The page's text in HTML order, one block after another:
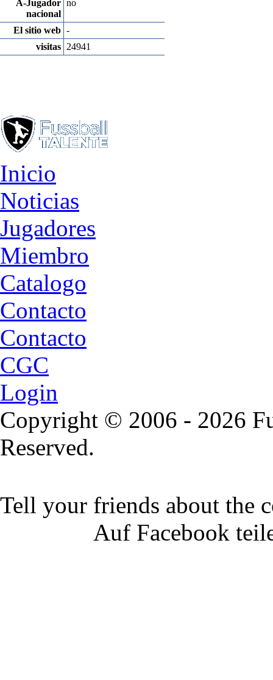
A-Jugador
nacional
no
El sitio web -
visitas 24941
Inicio
Noticias
Jugadores
Miembro
Catalogo
Contacto
Contacto
CGC
Login
Copyright © 2006 - 2026
Reserved.
Tell your friends about the
Auf Facebook